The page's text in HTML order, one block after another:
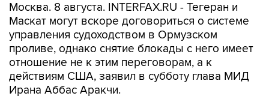
Москва. 8 августа. INTERFAX.RU - Тегеран и
Маскат могут вскоре договориться о системе
управления судоходством в Ормузском
проливе, однако снятие блокады с него имеет
отношение не к этим переговорам, а к
действиям США, заявил в субботу глава МИД
Ирана Аббас Аракчи.